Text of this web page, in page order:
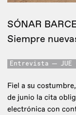
SÓNAR
Siempre
Entrevista JUE
Fiel a su
de junio la cita
electrónica con